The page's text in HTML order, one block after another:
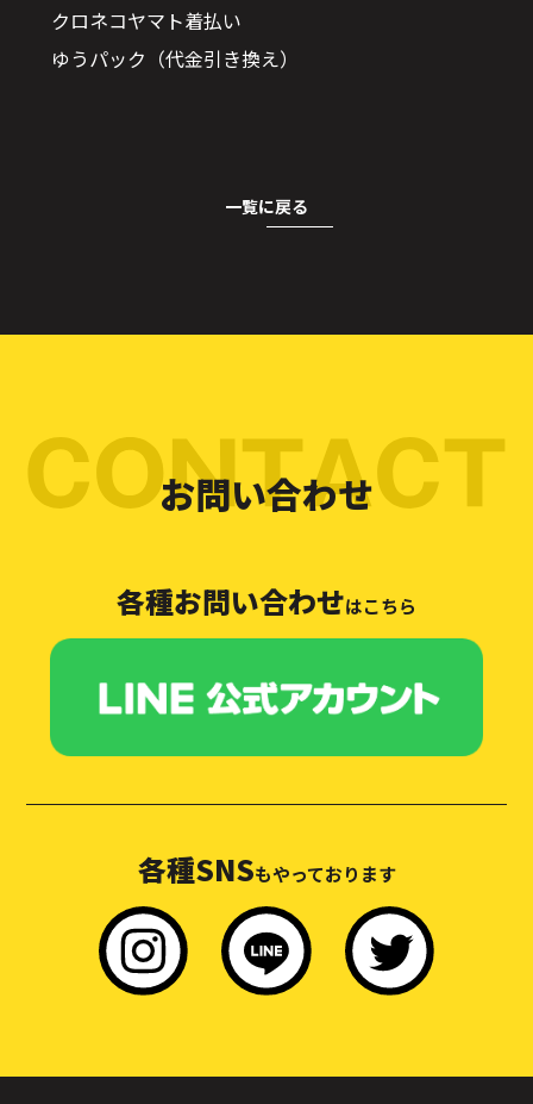
クロネコヤマト着払い
ゆうパック（代金引き換え）
一覧に戻る
お問い合わせ
各種お問い合わせはこちら
各種SNSもやっております